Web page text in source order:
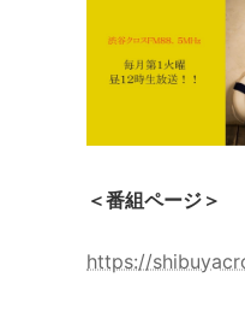
＜番組ページ＞
https://